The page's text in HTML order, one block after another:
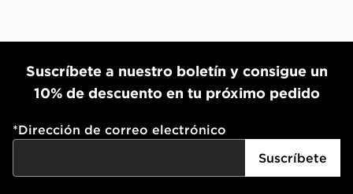
Suscríbete a nuestro boletín y consigue un
10% de descuento en tu próximo pedido
*Dirección de correo electrónico
Suscríbete